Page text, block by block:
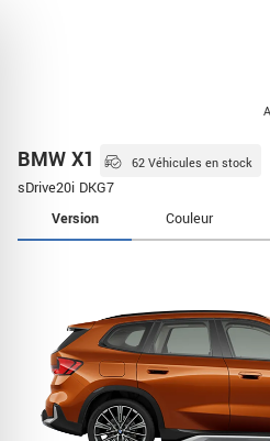
BMW X1 62 Véhicules en stock
sDrive20i DKG7
Version
Couleur